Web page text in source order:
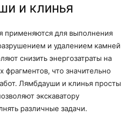
и клинья
применяются для выполнения
и удалением камней
снизить энергозатраты на
фрагментов, что значительно
Лямбдауши и клинья просты
экскаватору
различные задачи.